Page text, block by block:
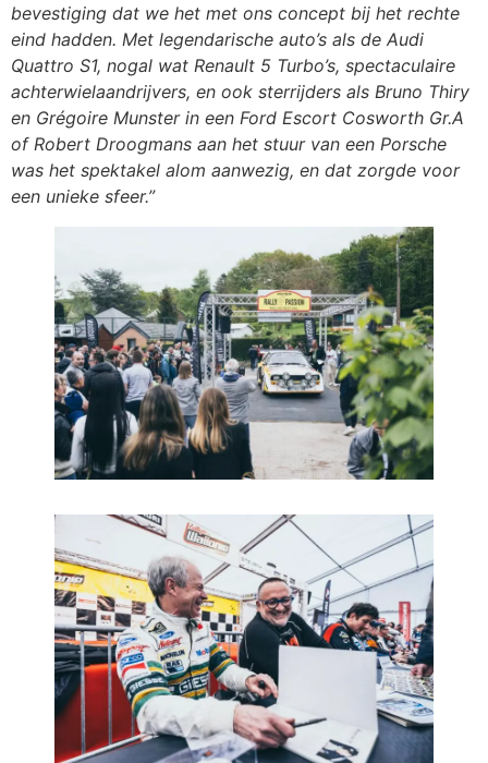
bevestiging dat we het met ons concept bij het rechte
eind hadden. Met legendarische auto’s als de Audi
Quattro S1, nogal wat Renault 5 Turbo’s, spectaculaire
achterwielaandrijvers, en ook sterrijders als Bruno Thiry
en Grégoire Munster in een Ford Escort Cosworth Gr.A
of Robert Droogmans aan het stuur van een Porsche
was het spektakel alom aanwezig, en dat zorgde voor
een unieke sfeer.”